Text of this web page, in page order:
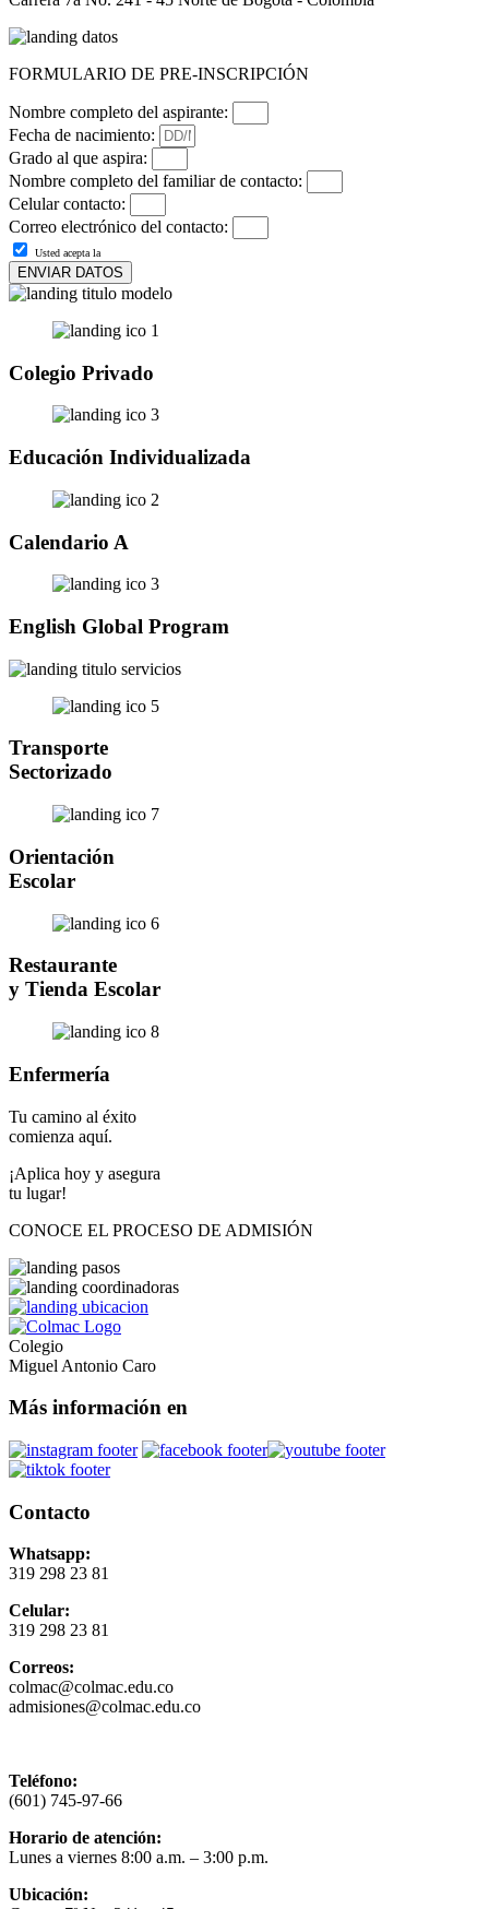
FORMULARIO DE PRE-INSCRIPCIÓN
Nombre completo del aspirante:
Fecha de nacimiento:
Grado al que aspira:
Nombre completo del familiar de contacto:
Celular contacto:
Correo electrónico del contacto:
Usted acepta la
ENVIAR DATOS
Colegio Privado
Educación Individualizada
Calendario A
English Global Program
Transporte
Sectorizado
Orientación
Escolar
Restaurante
y Tienda Escolar
Enfermería
Tu camino al éxito
comienza aquí.
¡Aplica hoy y asegura
tu lugar!
CONOCE EL PROCESO DE ADMISIÓN
Colegio
Miguel Antonio Caro
Más información en
Contacto
Whatsapp:
319 298 23 81
Celular:
319 298 23 81
Correos:
colmac@colmac.edu.co
admisiones@colmac.edu.co
Teléfono:
(601) 745-97-66
Horario de atención:
Lunes a viernes 8:00 a.m. – 3:00 p.m.
Ubicación: